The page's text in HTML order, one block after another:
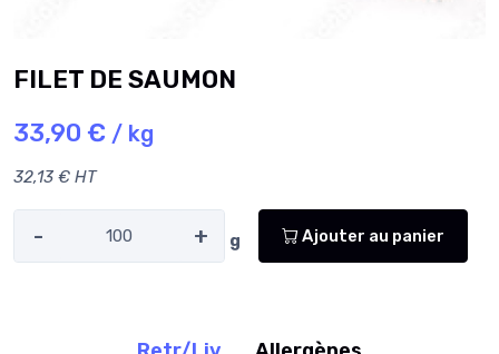
FILET DE SAUMON
33,90 € / kg
32,13 € HT
- + g Ajouter au panier